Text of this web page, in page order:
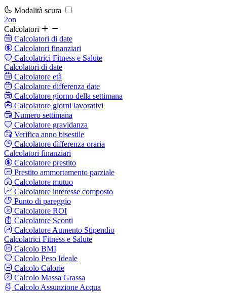
Modalità scura
2on
Calcolatori
Calcolatori di date
Calcolatori finanziari
Calcolatrici Fitness e Salute
Calcolatori di date
Calcolatore età
Calcolatore differenza date
Calcolatore giorno della settimana
Calcolatore giorni lavorativi
Numero settimana
Calcolatore gravidanza
Verifica anno bisestile
Calcolatore differenza oraria
Calcolatori finanziari
Calcolatore prestito
Prestito ammortamento parziale
Calcolatore mutuo
Calcolatore interesse composto
Punto di pareggio
Calcolatore ROI
Calcolatore Sconti
Calcolatore Aumento Stipendio
Calcolatrici Fitness e Salute
Calcolo BMI
Calcolo Peso Ideale
Calcolo Calorie
Calcolo Massa Grassa
Calcolo Assunzione Acqua